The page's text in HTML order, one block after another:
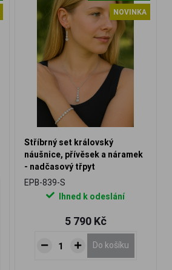
NOVINKA
Stříbrný set královský
náušnice, přívěsek a náramek
- nadčasový třpyt
EPB-839-S
Ihned k odeslání
5 790 Kč
Do košíku